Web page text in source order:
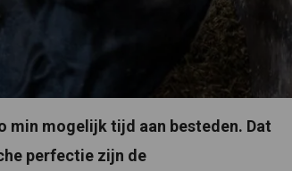
min mogelijk tijd aan besteden. Dat
perfectie zijn de